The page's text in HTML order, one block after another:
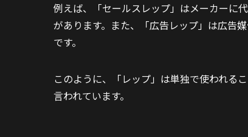
例えば、「セールスレップ」はメーカーに
があります。また、「広告レップ」は広告
です。
このように、「レップ」は単独で使われる
言われています。